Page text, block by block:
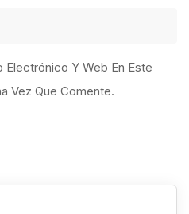
Electrónico Y Web En Este
Vez Que Comente.